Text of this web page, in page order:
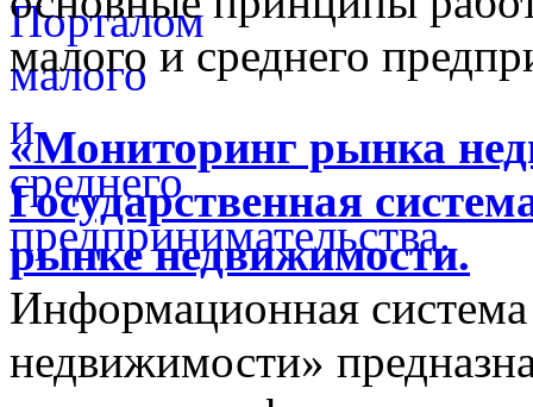
малого и среднего
«Мониторинг рынка
Государственная
рынке недвижимости.
Информационная
недвижимости»